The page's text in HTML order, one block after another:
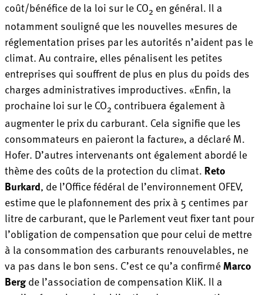
coût/bénéfice de la loi sur le CO2 en général. Il a
notamment souligné que les nouvelles mesures de
réglementation prises par les autorités n’aident pas le
climat. Au contraire, elles pénalisent les petites
entreprises qui souffrent de plus en plus du poids des
charges administratives improductives. «Enfin, la
prochaine loi sur le CO2 contribuera également à
augmenter le prix du carburant. Cela signifie que les
consommateurs en paieront la facture», a déclaré M.
Hofer. D’autres intervenants ont également abordé le
thème des coûts de la protection du climat. Reto
Burkard, de l’Office fédéral de l’environnement OFEV,
estime que le plafonnement des prix à 5 centimes par
litre de carburant, que le Parlement veut fixer tant pour
l’obligation de compensation que pour celui de mettre
à la consommation des carburants renouvelables, ne
va pas dans le bon sens. C’est ce qu’a confirméMarco
Bergde l’association de compensation KliK. Il a